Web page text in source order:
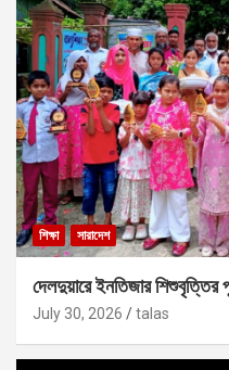
শিক্ষা সারাদেশ
দেলদুয়ারে ইনতিজার শিশুবৃত্তির
July 30, 2026 talas